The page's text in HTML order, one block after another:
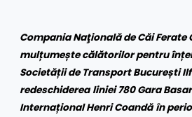
Compania Naţională de Căi Ferate
mulțumește călătorilor pentru
Societății de Transport București
redeschiderea liniei 780 Gara
Internațional Henri Coandă în